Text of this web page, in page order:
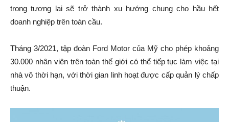
trong tương lai sẽ trở thành xu hướng chung cho hầu hết
doanh nghiệp trên toàn cầu.
Tháng 3/2021, tập đoàn Ford Motor của Mỹ cho phép khoảng
30.000 nhân viên trên toàn thế giới có thể tiếp tục làm việc tại
nhà vô thời hạn, với thời gian linh hoạt được cấp quản lý chấp
thuận.